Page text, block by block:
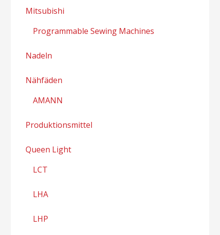
Mitsubishi
Programmable Sewing Machines
Nadeln
Nähfäden
AMANN
Produktionsmittel
Queen Light
LCT
LHA
LHP